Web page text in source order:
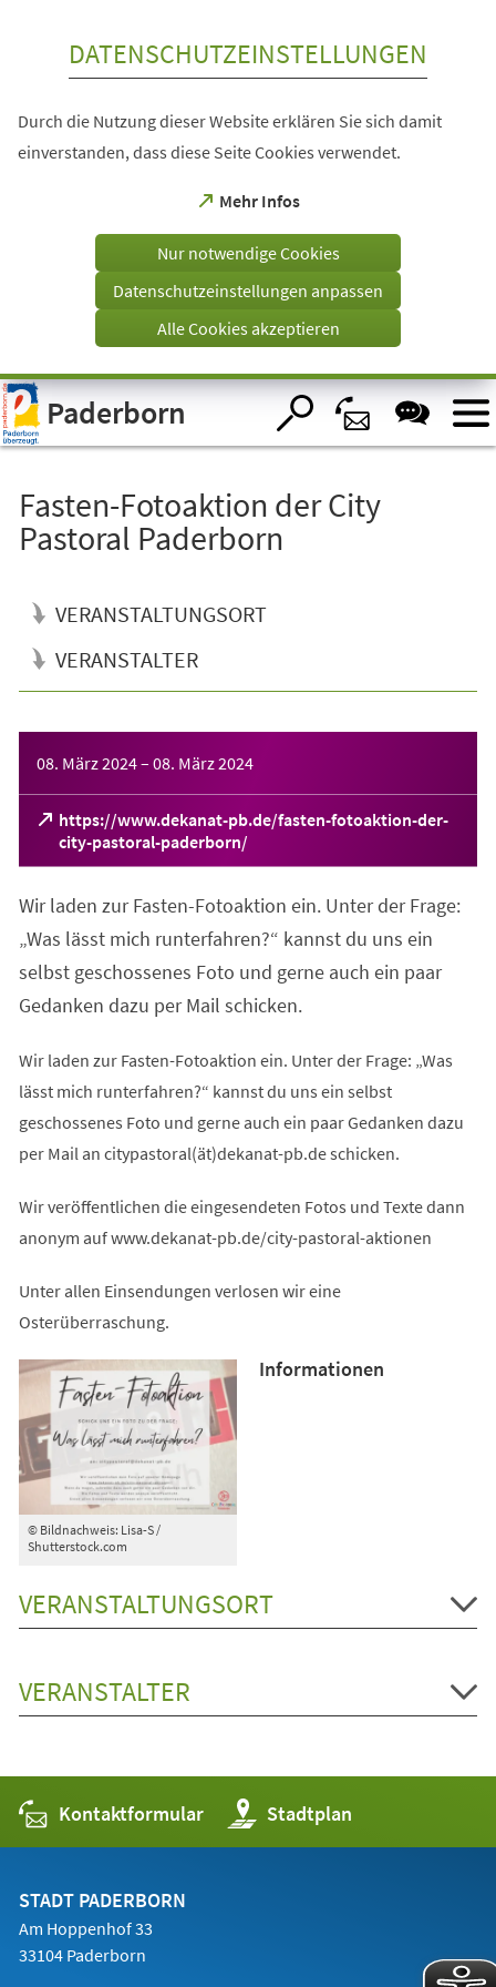
Visuelle
Assistenzsoftware
öffnen.
DATENSCHUTZEINSTELLUNGEN
Durch die Nutzung dieser Website erklären Sie sich damit
einverstanden, dass diese Seite Cookies verwendet.
Mehr Infos
(Öffnet
einem
Tab)
Nur notwendige Cookies
Datenschutzeinstellungen anpassen
Alle Cookies akzeptieren
Paderborn
Fasten-Fotoaktion der City
Pastoral Paderborn
VERANSTALTUNGSORT
VERANSTALTER
08. März 2024– 08. März 2024
https://www.dekanat-pb.de/fasten-fotoaktion-der-
city-pastoral-paderborn/
(Öffnet
in
neuen
Tab)
Wir laden zur Fasten-Fotoaktion ein. Unter der Frage:
„Was lässt mich runterfahren?“ kannst du uns ein
selbst geschossenes Foto und gerne auch ein paar
Gedanken dazu per Mail schicken.
Wir laden zur Fasten-Fotoaktion ein. Unter der Frage: „Was
lässt mich runterfahren?“ kannst du uns ein selbst
geschossenes Foto und gerne auch ein paar Gedanken dazu
per Mail an citypastoral(ät)dekanat-pb.de schicken.
Wir veröffentlichen die eingesendeten Fotos und Texte dann
anonym auf www.dekanat-pb.de/city-pastoral-aktionen
Unter allen Einsendungen verlosen wir eine
Osterüberraschung.
© Bildnachweis: Lisa-S /
Shutterstock.com
Informationen
VERANSTALTUNGSORT
VERANSTALTER
Kontaktformular Stadtplan
(Öffnet
in
einem
STADT PADERBORN
Am Hoppenhof 33
33104 Paderborn